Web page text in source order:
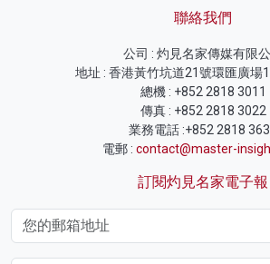
聯絡我們
公司 : 灼見名家傳媒有限
地址 : 香港黃竹坑道21號環匯廣場
總機 : +852 2818 3011
傳真 : +852 2818 3022
業務電話 :+852 2818
電郵 : contact@master-
訂閱灼見名家電子報